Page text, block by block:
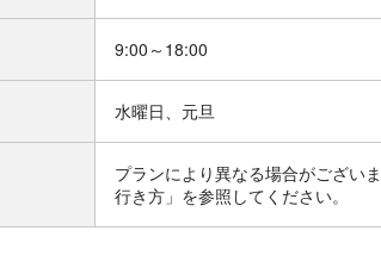
9:00～18:00
水曜日、元旦
プランにより異なる場合がござい
行き方」を参照してください。